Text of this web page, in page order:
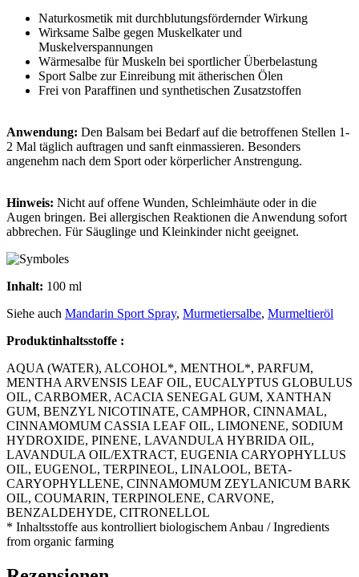
Naturkosmetik mit durchblutungsfördernder Wirkung
Wirksame Salbe gegen Muskelkater und
Muskelverspannungen
Wärmesalbe für Muskeln bei sportlicher Überbelastung
Sport Salbe zur Einreibung mit ätherischen Ölen
Frei von Paraffinen und synthetischen Zusatzstoffen
Anwendung: Den Balsam bei Bedarf auf die betroffenen Stellen 1-
2 Mal täglich auftragen und sanft einmassieren. Besonders
angenehm nach dem Sport oder körperlicher Anstrengung.
Hinweis: Nicht auf offene Wunden, Schleimhäute oder in die
Augen bringen. Bei allergischen Reaktionen die Anwendung sofort
abbrechen. Für Säuglinge und Kleinkinder nicht geeignet.
Inhalt: 100 ml
Siehe auch Mandarin Sport Spray, Murmetiersalbe, Murmeltieröl
Produktinhaltsstoffe :
AQUA (WATER), ALCOHOL*, MENTHOL*, PARFUM,
MENTHA ARVENSIS LEAF OIL, EUCALYPTUS GLOBULUS
OIL, CARBOMER, ACACIA SENEGAL GUM, XANTHAN
GUM, BENZYL NICOTINATE, CAMPHOR, CINNAMAL,
CINNAMOMUM CASSIA LEAF OIL, LIMONENE, SODIUM
HYDROXIDE, PINENE, LAVANDULA HYBRIDA OIL,
LAVANDULA OIL/EXTRACT, EUGENIA CARYOPHYLLUS
OIL, EUGENOL, TERPINEOL, LINALOOL, BETA-
CARYOPHYLLENE, CINNAMOMUM ZEYLANICUM BARK
OIL, COUMARIN, TERPINOLENE, CARVONE,
BENZALDEHYDE, CITRONELLOL
* Inhaltsstoffe aus kontrolliert biologischem Anbau / Ingredients
from organic farming